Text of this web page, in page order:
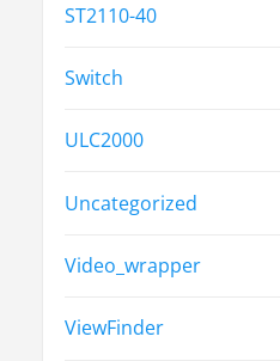
ST2110-40
Switch
ULC2000
Uncategorized
Video_wrapper
ViewFinder